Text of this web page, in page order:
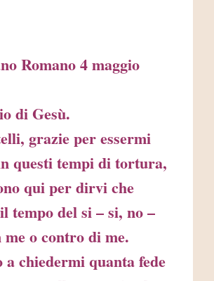
Romano 4 maggio
di Gesù.
grazie per essermi
questi tempi di tortura,
qui per dirvi che
tempo del si – si, no –
me o contro di me.
a chiedermi quanta fede